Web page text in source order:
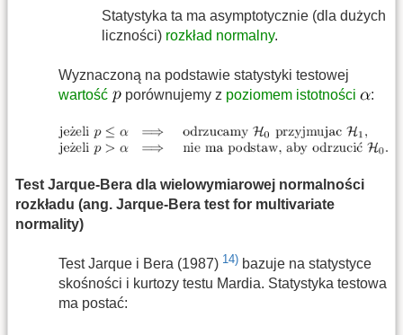
Statystyka ta ma asymptotycznie (dla dużych
liczności) rozkład normalny.
Wyznaczoną na podstawie statystyki testowej
wartość
porównujemy z poziomem istotności :
Test Jarque-Bera dla wielowymiarowej normalności
rozkładu (ang. Jarque-Bera test for multivariate
normality)
Test Jarque i Bera (1987) 14) bazuje na statystyce
skośności i kurtozy testu Mardia. Statystyka testowa
ma postać: